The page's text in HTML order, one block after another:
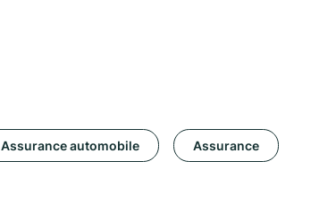
Assurance automobile Assurance